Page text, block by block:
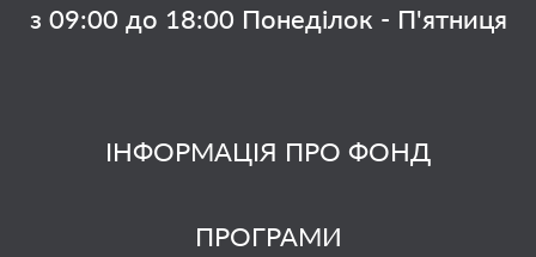
ІНФОРМАЦІЯ ПРО ФОНД
ПРОГРАМИ
з 09:00 до 18:00 Понеділок - П'ятниця